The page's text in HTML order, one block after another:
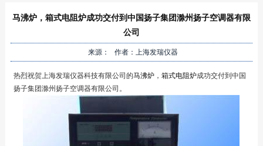
马沸炉，箱式电阻炉成功交付到中国扬子集团滁州扬子空调器有限
公司
来源： 作者：上海发瑞仪器
热烈祝贺上海发瑞仪器科技有限公司的马沸炉， 箱式电阻炉成功交付到中国
扬子集团滁州扬子空调器有限公司。